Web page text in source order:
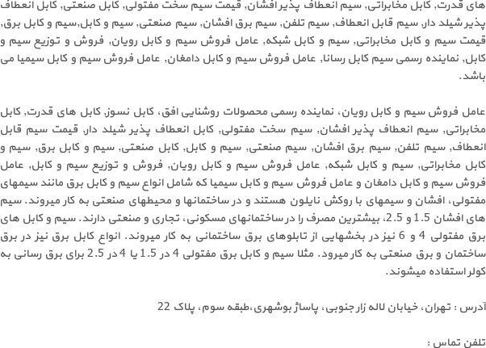
های قدرت, کابل مخابراتی, سیم انعطاف پذیر افشان, قیمت سیم سخت مفتولی, کابل صنعتی, کابل انعطاف
پذیر شیلد دار, سیم قابل انعطاف, سیم تلفن, سیم برق افشان, سیم صنعتی, سیم و کابل,سیم و کابل برق,
قیمت سیم و کابل مخابراتی, سیم و کابل شبکه, عامل فروش سیم و کابل رویان, فروش و توزیع سیم و
کابل, نماینده رسمی سیم کابل رسانا, عامل فروش سیم و کابل دامغان, عامل فروش سیم و کابل سیمیا می
باشد.
عامل فروش سیم و کابل رویان، نماینده رسمی محصولات روشنایی افق، کابل نسوز, کابل های قدرت, کابل
مخابراتی, سیم انعطاف پذیر افشان, سیم سخت مفتولی, کابل انعطاف پذیر شیلد دار, قیمت سیم قابل
انعطاف, سیم تلفن, سیم برق افشان, سیم صنعتی, سیم و کابل, کابل صنعتی, سیم و کابل برق, سیم و
کابل مخابراتی, سیم و کابل شبکه, عامل فروش سیم و کابل رویان, فروش و توزیع سیم و کابل, عامل
فروش سیم و کابل دامغان و عامل فروش سیم و کابل سیمیا که شامل انواع سیم و کابل برق مانند سیمهای
مفتولی، افشان و سیمهای با روکش نایلون هستند و در ساختمانها و محیطهای صنعتی به کار میروند. سیم
های افشان 1.5 و 2.5، بیشترین مصرف را در ساختمانهای مسکونی، تجاری و صنعتی دارند. سیم و کابل های
برق مفتولی 4 و 6 نیز در بخشهایی از تابلوهای برق ساختمانی به کار میروند. انواع کابل برق نیز در برق
ساختمان و برق صنعتی به کار میرود. مثلا سیم و کابل برق مفتولی 4 در 1.5 یا 4 در 2.5 برای برق رسانی به
کولر استفاده میشوند.
آدرس : تهران، خیابان لاله زار جنوبی، پاساژ بوشهری،طبقه سوم، پلاک 22
تلفن تماس :